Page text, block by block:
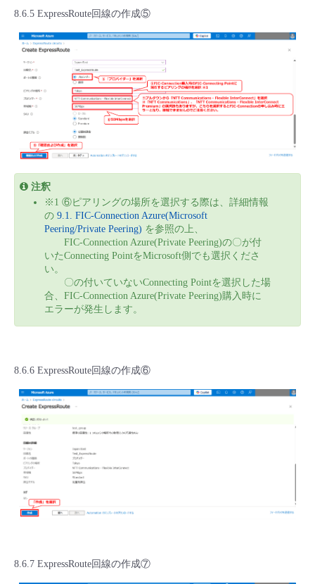
8.6.5 ExpressRoute回線の作成⑤
注釈
※1 ⑥ピアリングの場所を選択する際は、詳細情報
の 9.1. FIC-Connection Azure(Microsoft
Peering/Private Peering) を参照の上、
FIC-Connection Azure(Private Peering)の〇が付
いたConnecting PointをMicrosoft側でも選択くださ
い。
〇の付いていないConnecting Pointを選択した場
合、FIC-Connection Azure(Private Peering)購入時に
エラーが発生します。
8.6.6 ExpressRoute回線の作成⑥
8.6.7 ExpressRoute回線の作成⑦